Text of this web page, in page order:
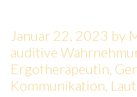
Januar 22, 2023 by
auditive
Ergotherapeutin,
Kommunikation, Laut